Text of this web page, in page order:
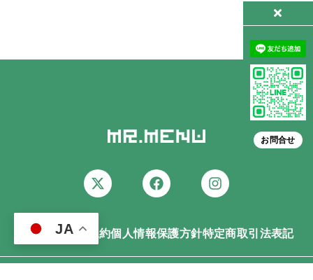
会社概要利用規約個人情報保護方針特定商取引法表記
お問合せ
JA